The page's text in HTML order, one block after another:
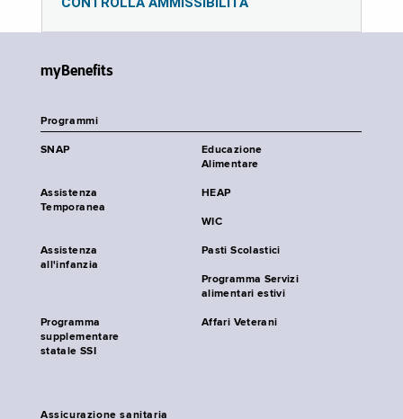
myBenefits
Programmi
SNAP
Educazione
Alimentare
Assistenza
Temporanea
HEAP
WIC
Assistenza
all'infanzia
Pasti Scolastici
Programma Servizi
alimentari estivi
Programma
supplementare
statale SSI
Affari Veterani
Assicurazione sanitaria